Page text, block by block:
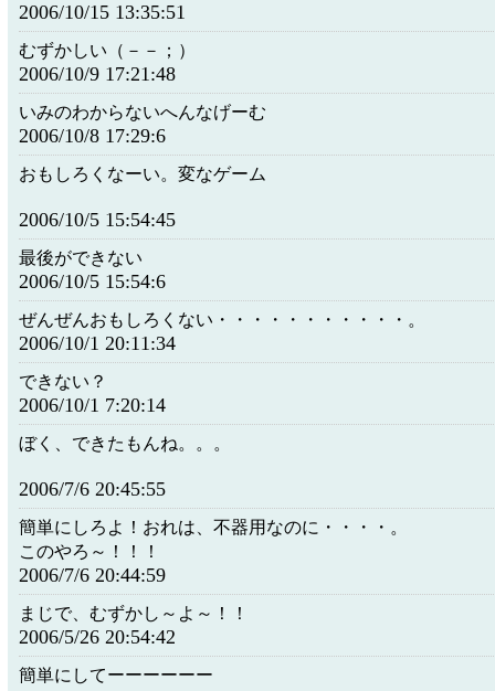
2006/10/15 13:35:51
むずかしい（－－；）
2006/10/9 17:21:48
いみのわからないへんなげーむ
2006/10/8 17:29:6
おもしろくなーい。変なゲーム
2006/10/5 15:54:45
最後ができない
2006/10/5 15:54:6
ぜんぜんおもしろくない・・・・・・・・・・・。
2006/10/1 20:11:34
できない？
2006/10/1 7:20:14
ぼく、できたもんね。。。
2006/7/6 20:45:55
簡単にしろよ！おれは、不器用なのに・・・・。
このやろ～！！！
2006/7/6 20:44:59
まじで、むずかし～よ～！！
2006/5/26 20:54:42
簡単にしてーーーーーー